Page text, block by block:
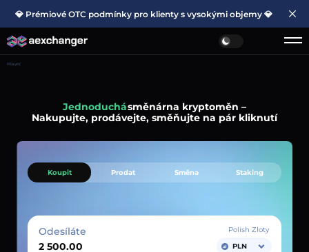
💎 Prémiové OTC podmínky pro klienty s vysokými objemy 💎
Hlavní
Jednoduchásměnárna kryptoměn –
Nakupujte, prodávejte, směňujte na pár kliknutí
Koupit Prodat Směna Staking
Odesíláte
Polish Zloty
PLN